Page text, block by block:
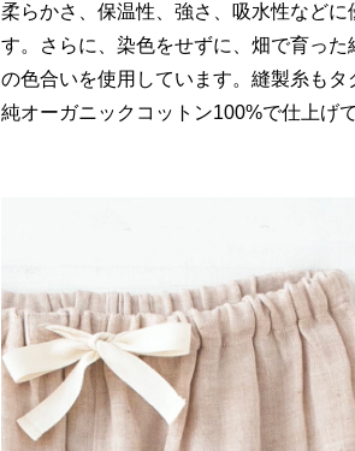
柔らかさ、保温性、強さ、吸水性などに
す。さらに、染色をせずに、畑で育った
の色合いを使用しています。縫製糸もタ
純オーガニックコットン100%で仕上げて